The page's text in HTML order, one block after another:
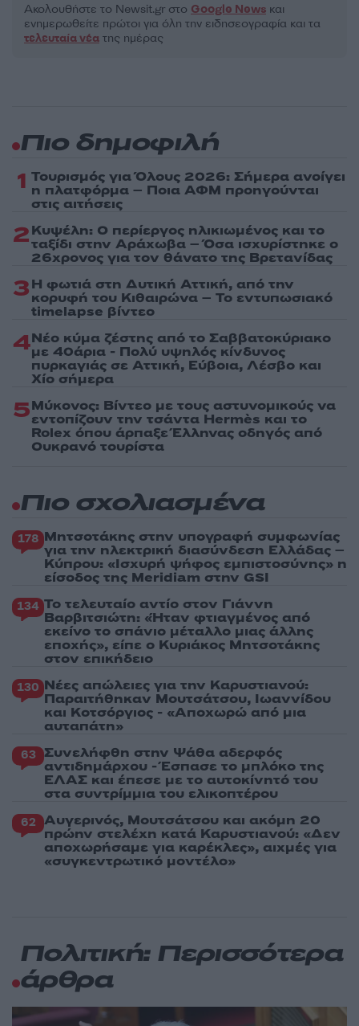
Ακολουθήστε το Νewsit.gr στο Google News και
ενημερωθείτε πρώτοι για όλη την ειδησεογραφία και τα
τελευταία νέα της ημέρας
Πιο δημοφιλή
1 Τουρισμός για Όλους 2026: Σήμερα ανοίγει
η πλατφόρμα – Ποια ΑΦΜ προηγούνται
στις αιτήσεις
2Κυψέλη: Ο περίεργος ηλικιωμένος και το
ταξίδι στην Αράχωβα – Όσα ισχυρίστηκε ο
26χρονος για τον θάνατο της Βρετανίδας
3Η φωτιά στη Δυτική Αττική, από την
κορυφή του Κιθαιρώνα – Το εντυπωσιακό
timelapse βίντεο
4Νέο κύμα ζέστης από το Σαββατοκύριακο
με 40άρια - Πολύ υψηλός κίνδυνος
πυρκαγιάς σε Αττική, Εύβοια, Λέσβο και
Χίο σήμερα
5Μύκονος: Βίντεο με τους αστυνομικούς να
εντοπίζουν την τσάντα Hermès και το
Rolex όπου άρπαξε Έλληνας οδηγός από
Ουκρανό τουρίστα
Πιο σχολιασμένα
178 Μητσοτάκης στην υπογραφή συμφωνίας
για την ηλεκτρική διασύνδεση Ελλάδας –
Κύπρου: «Ισχυρή ψήφος εμπιστοσύνης» η
είσοδος της Meridiam στην GSI
134 Το τελευταίο αντίο στον Γιάννη
Βαρβιτσιώτη: «Ήταν φτιαγμένος από
εκείνο το σπάνιο μέταλλο μιας άλλης
εποχής», είπε ο Κυριάκος Μητσοτάκης
στον επικήδειο
130 Νέες απώλειες για την Καρυστιανού:
Παραιτήθηκαν Μουτσάτσου, Ιωαννίδου
και Κοτσόργιος - «Αποχωρώ από μια
αυταπάτη»
63 Συνελήφθη στην Ψάθα αδερφός
αντιδημάρχου - Έσπασε το μπλόκο της
ΕΛΑΣ και έπεσε με το αυτοκίνητό του
στα συντρίμμια του ελικοπτέρου
62 Αυγερινός, Μουτσάτσου και ακόμη 20
πρώην στελέχη κατά Καρυστιανού: «Δεν
αποχωρήσαμε για καρέκλες», αιχμές για
«συγκεντρωτικό μοντέλο»
Πολιτική: Περισσότερα
άρθρα